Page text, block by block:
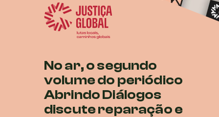
No ar, o segundo
volume do periódico
Abrindo Diálogos
discute reparação e